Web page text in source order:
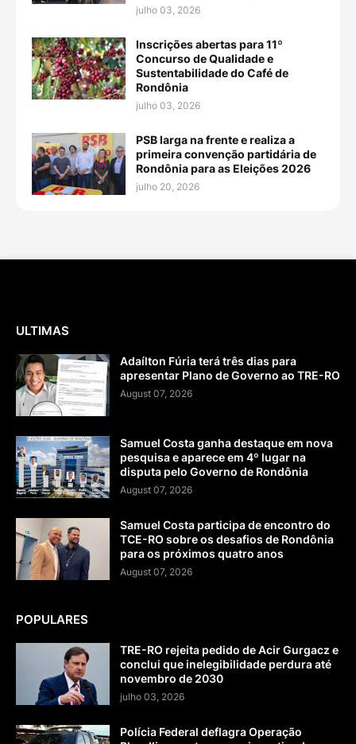
julho 03, 2026
Inscrições abertas para 11º
Concurso de Qualidade e
Sustentabilidade do Café de
Rondônia
julho 03, 2026
PSB larga na frente e realiza a
primeira convenção partidária de
Rondônia para as Eleições 2026
julho 20, 2026
ULTIMAS
Adaílton Fúria terá três dias para
apresentar Plano de Governo ao TRE-RO
August 07, 2026
Samuel Costa ganha destaque em nova
pesquisa e aparece em 4º lugar na
disputa pelo Governo de Rondônia
August 07, 2026
Samuel Costa participa de encontro do
TCE-RO sobre os desafios de Rondônia
para os próximos quatro anos
August 07, 2026
POPULARES
TRE-RO rejeita pedido de Acir Gurgacz e
conclui que inelegibilidade perdura até
novembro de 2030
julho 03, 2026
Polícia Federal deflagra Operação